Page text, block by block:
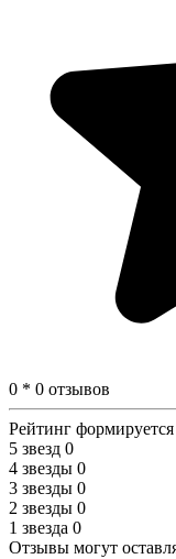
0 * 0 отзывов
Рейтинг
5 звезд 0
4 звезды 0
3 звезды 0
2 звезды 0
1 звезда 0
Отзывы могут